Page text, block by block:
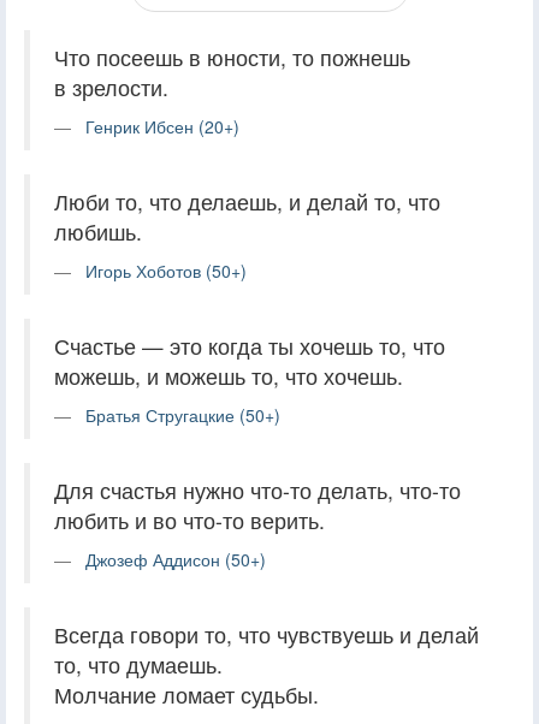
Что посеешь в юности, то пожнешь
в зрелости.
Генрик Ибсен (20+)
Люби то, что делаешь, и делай то, что
любишь.
Игорь Хоботов (50+)
Счастье — это когда ты хочешь то, что
можешь, и можешь то, что хочешь.
Братья Стругацкие (50+)
Для счастья нужно что-то делать, что-то
любить и во что-то верить.
Джозеф Аддисон (50+)
Всегда говори то, что чувствуешь и делай
то, что думаешь.
Молчание ломает судьбы.